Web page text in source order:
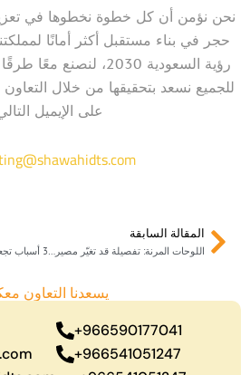
نحن نؤمن أن كل خطوة نخطوها في
حجر في بناء مستقبل أكثر أمانًا
رؤية السعودية 2030،
للجميع نسعد بتحقيقها من خلال
على الإيميل
Prevالمقالة السابقة
اللوحات المرنة: تفصيلة قد تغيّر مصير إنسان
يسعدنا التعاون
966590177041+
966541051247+